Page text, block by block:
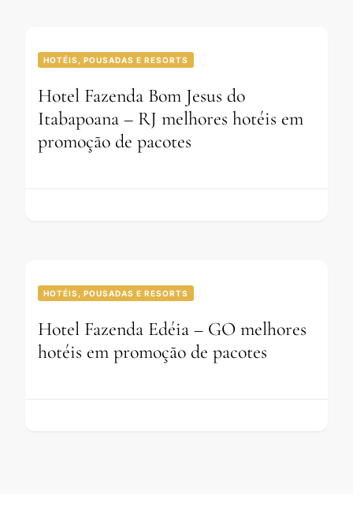
HOTÉIS, POUSADAS E RESORTS
Hotel Fazenda Bom Jesus do
Itabapoana – RJ melhores hotéis em
promoção de pacotes
HOTÉIS, POUSADAS E RESORTS
Hotel Fazenda Edéia – GO melhores
hotéis em promoção de pacotes